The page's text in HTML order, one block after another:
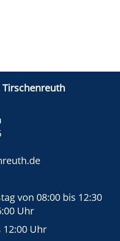
Tirschenreuth
von 08:00 bis 12:30
Uhr
12:00 Uhr